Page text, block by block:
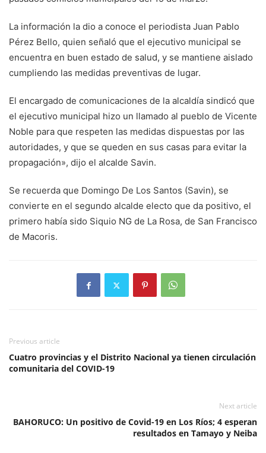
La información la dio a conoce el periodista Juan Pablo
Pérez Bello, quien señaló que el ejecutivo municipal se
encuentra en buen estado de salud, y se mantiene aislado
cumpliendo las medidas preventivas de lugar.
El encargado de comunicaciones de la alcaldía sindicó que
el ejecutivo municipal hizo un llamado al pueblo de Vicente
Noble para que respeten las medidas dispuestas por las
autoridades, y que se queden en sus casas para evitar la
propagación», dijo el alcalde Savin.
Se recuerda que Domingo De Los Santos (Savin), se
convierte en el segundo alcalde electo que da positivo, el
primero había sido Siquio NG de La Rosa, de San Francisco
de Macoris.
Previous article
Cuatro provincias y el Distrito Nacional ya tienen circulación
comunitaria del COVID-19
Next article
BAHORUCO: Un positivo de Covid-19 en Los Ríos; 4 esperan
resultados en Tamayo y Neiba